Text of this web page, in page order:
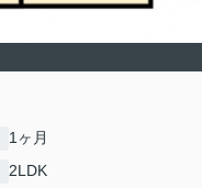
1ヶ月
2LDK